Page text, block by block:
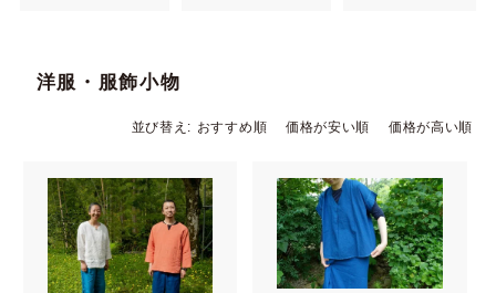
洋服・服飾小物
並び替え おすすめ順 価格が安い順 価格が高い順